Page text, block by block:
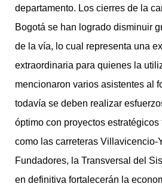
departamento. Los cierres de la
Bogotá se han logrado disminuir
de la vía, lo cual representa una
extraordinaria para quienes la
mencionaron varios asistentes al
todavía se deben realizar
óptimo con proyectos
como las carreteras Villavicencio-
Fundadores, la Transversal del
en definitiva fortalecerán la